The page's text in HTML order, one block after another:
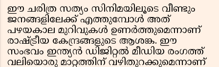
ഈ ചരിത്ര സത്യം സിനിമയിലൂടെ വീണ്ടും
ജനങ്ങളിലേക്ക് എത്തുമ്പോൾ അത്
പഴയകാല മുറിവുകൾ ഉണർത്തുമെന്നാണ്
രാഷ്ട്രീയ കേന്ദ്രങ്ങളുടെ ആശങ്ക. ഈ
സംഭവം ഇന്ത്യൻ ഡിജിറ്റൽ മീഡിയ രംഗത്ത്
വലിയൊരു മാറ്റത്തിന് വഴിതുറക്കുമെന്നാണ്